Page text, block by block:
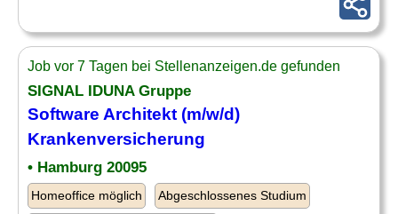
Job vor 7 Tagen bei Stellenanzeigen.de gefunden
SIGNAL IDUNA Gruppe
Software Architekt (m/w/d)
Krankenversicherung
• Hamburg 20095
Homeoffice möglich Abgeschlossenes Studium